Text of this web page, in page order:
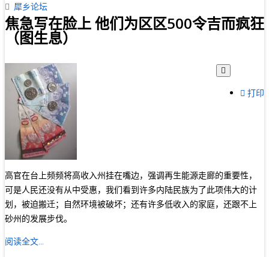
犀乡论坛
焦急写在脸上 他们为区区500令吉而疯狂
（图生息）
打印
高官在台上频频将高收入州挂在嘴边，强调再生能源走廊的重要性，
可是人民还没有从中受惠，我们看到许多内陆民族为了此项伟大的计
划，被迫搬迁；自然环境被破坏；还有许多低收入的家庭，还跟不上
砂州的发展步伐。
阅读全文...